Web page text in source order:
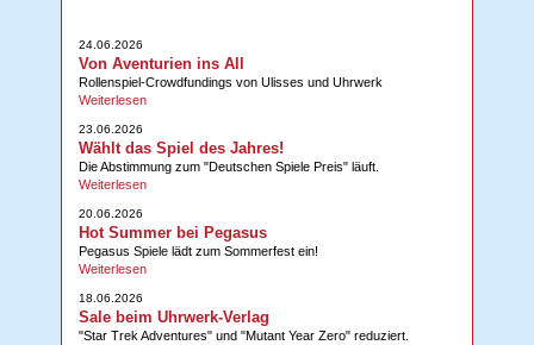
24.06.2026
Von Aventurien ins All
Rollenspiel-Crowdfundings von Ulisses und Uhrwerk
Weiterlesen
23.06.2026
Wählt das Spiel des Jahres!
Die Abstimmung zum "Deutschen Spiele Preis" läuft.
Weiterlesen
20.06.2026
Hot Summer bei Pegasus
Pegasus Spiele lädt zum Sommerfest ein!
Weiterlesen
18.06.2026
Sale beim Uhrwerk-Verlag
"Star Trek Adventures" und "Mutant Year Zero" reduziert.